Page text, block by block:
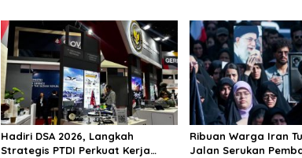
Hadiri DSA 2026, Langkah
Strategis PTDI Perkuat Kerja
Ribuan Warga Iran
Jalan Serukan